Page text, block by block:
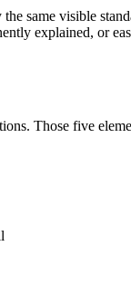
same visible
explained, or
Those five